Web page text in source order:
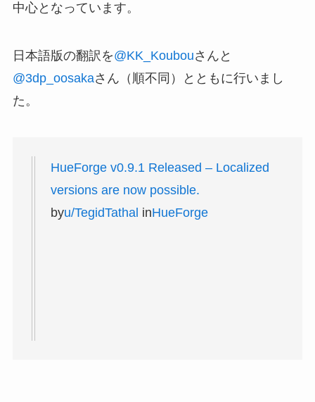
中心となっています。
日本語版の翻訳を@KK_Koubouさんと
@3dp_oosakaさん（順不同）とともに行いまし
た。
HueForge v0.9.1 Released – Localized
versions are now possible.
byu/TegidTathal inHueForge